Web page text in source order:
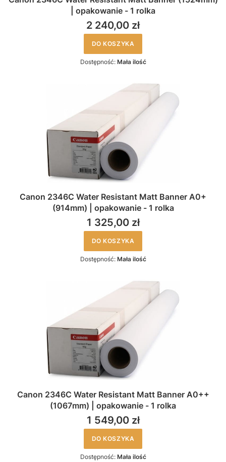
| opakowanie - 1 rolka
2 240,00 zł
DO KOSZYKA
Dostępność: Mała ilość
Canon 2346C Water Resistant Matt Banner A0+
(914mm) | opakowanie - 1 rolka
1 325,00 zł
DO KOSZYKA
Dostępność: Mała ilość
Canon 2346C Water Resistant Matt Banner A0++
(1067mm) | opakowanie - 1 rolka
1 549,00 zł
DO KOSZYKA
Dostępność: Mała ilość